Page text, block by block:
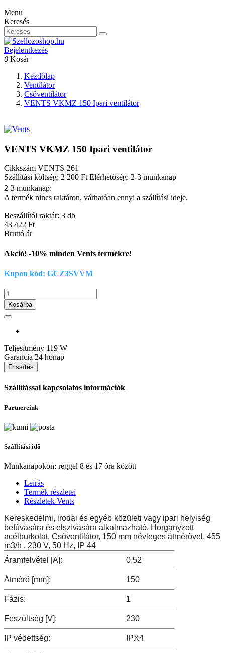
Menu
Keresés
Bejelentkezés
0 Kosár
Kezdőlap
Ventilátor
Csőventilátor
VENTS VKMZ 150 Ipari ventilátor
VENTS VKMZ 150 Ipari ventilátor
Cikkszám VENTS-261
Szállítási költség: 2 200 FtElérhetőség: 2-3 munkanap
2-3 munkanap:
A termék nincs raktáron, várhatóan ennyi a szállítási ideje.
Beszállítói raktár: 3 db
43 422 Ft
Bruttó ár
Akció! -10% minden Vents termékre!
Kupon kód: GCZ3SVVM
Kosárba
Teljesítmény 119 W
Garancia 24 hónap
Szállítással kapcsolatos információk
Partnereink
Szállítási idő
Munkanapokon: reggel 8 és 17 óra között
Leírás
Termék részletei
Részletek Vents
Kereskedelmi, irodai és egyéb közületi vagy ipari helyiség
befúvására és elszívására alkalmazható. Horganyzott
acélburkolat. Csőventilátor, 150 mm névleges átmérővel, 455
m3/h , 230 V, 50 Hz, IP 44
Áramfelvétel [A]:
0,52
Átmérő [mm]: 150
Fázis: 1
Feszültség [V]: 230
IP védettség: IPX4